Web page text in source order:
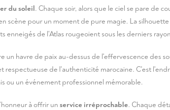
du soleil. Chaque soir, alors que le ciel se pare de
scène pour un moment de pure magie. La
enneigés de l'Atlas rougeoient sous les derniers
un havre de paix au-dessus de l'effervescence des
respectueuse de l'authenticité marocaine. C'est
ou un événement professionnel mémorable.
à offrir un service irréprochable. Chaque